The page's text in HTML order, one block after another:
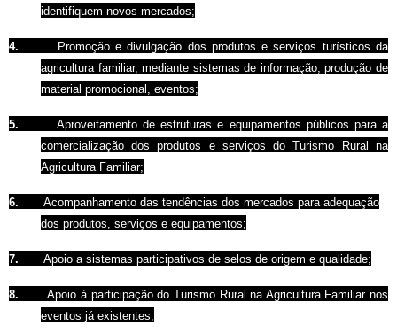
identifiquem novos mercados;
4.
Promoção e divulgação dos produtos e serviços turísticos da
agricultura familiar, mediante sistemas de informação, produção de
material promocional, eventos;
5.
Aproveitamento de estruturas e equipamentos públicos para a
comercialização dos produtos e serviços do Turismo Rural na
Agricultura Familiar;
6.
Acompanhamento das tendências dos mercados para adequação
dos produtos, serviços e equipamentos;
7. Apoio a sistemas participativos de selos de origem e qualidade;
8.
Apoio à participação do Turismo Rural na Agricultura Familiar nos
eventos já existentes;